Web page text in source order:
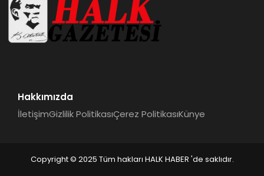
Hakkımızda
İletişimGizlilik PolitikasıÇerez PolitikasıKünye
Copyright © 2025 Tüm hakları HALK HABER 'de saklıdır.